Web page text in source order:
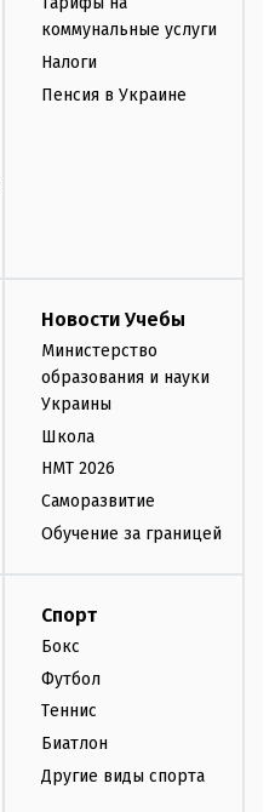
коммунальные услуги
Налоги
Пенсия в Украине
Новости Учебы
Министерство
образования и науки
Украины
Школа
НМТ 2026
Саморазвитие
Обучение за границей
Спорт
Бокс
Футбол
Теннис
Биатлон
Другие виды спорта